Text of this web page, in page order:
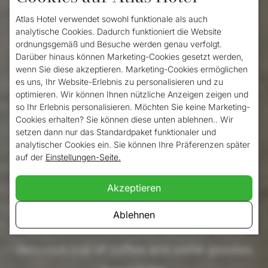
Valkenburg charging
station
Are you going to visit Valkenburg with your
electric car? Or are you passing through
and looking for a charging station in
Valkenburg? Come charge your car at Atlas
Hotel's charging point. We offer plenty of
parking spaces with charging stations next
to our hotel where you can charge your car
quickly and easily. Meanwhile, enjoy a
Atlas Hotel verwendet sowohl funktionale als auch
analytische Cookies. Dadurch funktioniert die Website
ordnungsgemäß und Besuche werden genau verfolgt.
Darüber hinaus können Marketing-Cookies gesetzt werden,
wenn Sie diese akzeptieren. Marketing-Cookies ermöglichen
es uns, Ihr Website-Erlebnis zu personalisieren und zu
optimieren. Wir können Ihnen nützliche Anzeigen zeigen und
so Ihr Erlebnis personalisieren. Möchten Sie keine Marketing-
Cookies erhalten? Sie können diese unten ablehnen.. Wir
setzen dann nur das Standardpaket funktionaler und
analytischer Cookies ein. Sie können Ihre Präferenzen später
auf der Einstellungen-Seite.
Akzeptieren
Ablehnen